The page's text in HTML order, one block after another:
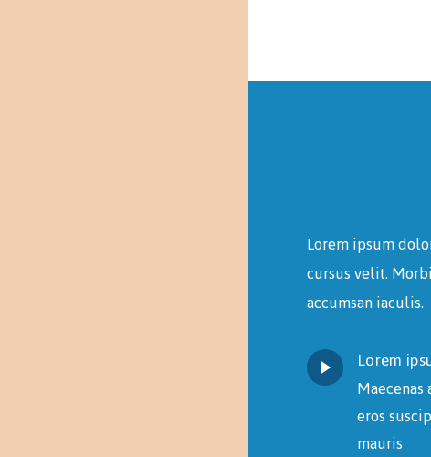
Lorem ipsum
cursus velit.
accumsan iaculis.
Lorem
eros
mauris